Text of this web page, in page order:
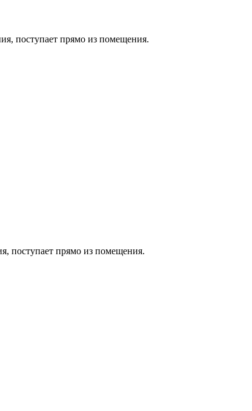
поступает прямо из помещения.
поступает прямо из помещения.